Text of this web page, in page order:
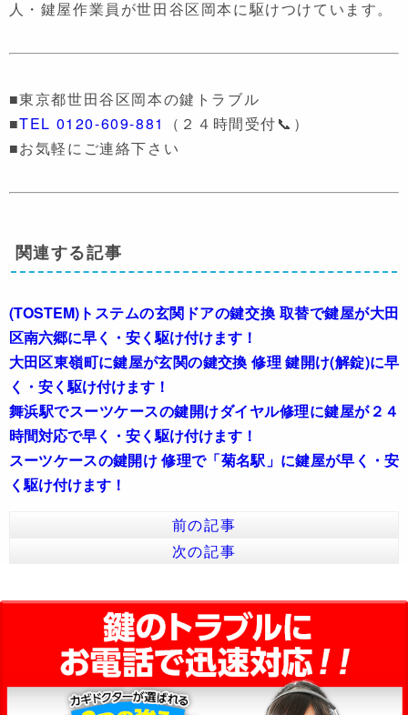
人・鍵屋作業員が世田谷区岡本に駆けつけています。
■東京都世田谷区岡本の鍵トラブル
■TEL 0120-609-881
（２４時間受付📞）
■お気軽にご連絡下さい
関連する記事
(TOSTEM)トステムの玄関ドアの鍵交換 取替で鍵屋が大田
区南六郷に早く・安く駆け付けます！
大田区東嶺町に鍵屋が玄関の鍵交換 修理 鍵開け(解錠)に早
く・安く駆け付けます！
舞浜駅でスーツケースの鍵開けダイヤル修理に鍵屋が２４
時間対応で早く・安く駆け付けます！
スーツケースの鍵開け 修理で「菊名駅」に鍵屋が早く・安
く駆け付けます！
前の記事
次の記事